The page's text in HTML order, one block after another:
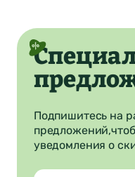
Подпишитесь на
предложений,
уведомления о